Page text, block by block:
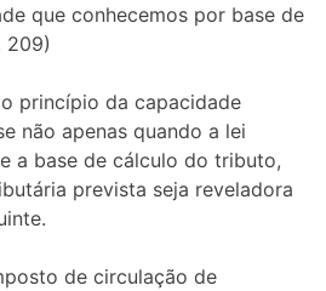
que conhecemos por base de
209)
princípio da capacidade
não apenas quando a lei
a base de cálculo do tributo,
prevista seja reveladora
de circulação de